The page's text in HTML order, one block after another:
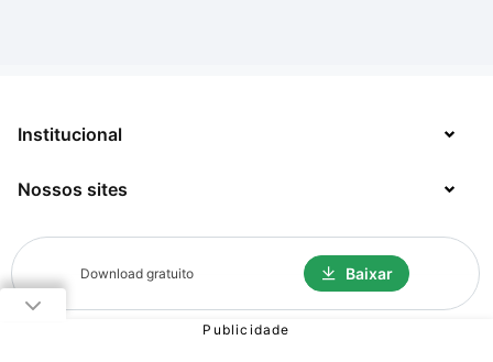
Download gratuito Baixar
Institucional
Sobre
Contato
Jobs
Nossos sites
TecMundo
Mega Curioso